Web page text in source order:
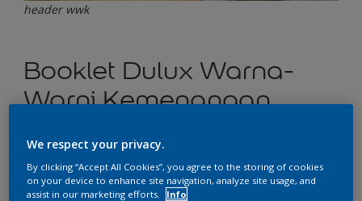
header wwk
Booklet Dulux Warna-
Warni Kemenangan
Perindah rumah Anda dalam menyambut Hari Raya
dengan dekorasi pintar dari Dulux - Catylac
We respect your privacy.
By clicking “Accept All Cookies”, you agree to the storing of cookies
on your device to enhance site navigation, analyze site usage, and
assist in our marketing efforts.
Info